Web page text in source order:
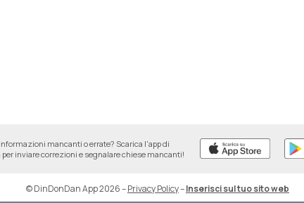
mancanti o errate? Scarica l'app di
per inviare correzioni e segnalare chiese mancanti!
© DinDonDan App 2026–Privacy Policy–Inserisci sul tuo sito web